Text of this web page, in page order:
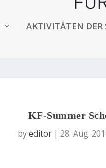
AKTIVITÄTEN DER
KF-Summer
byeditor| 28. Aug.